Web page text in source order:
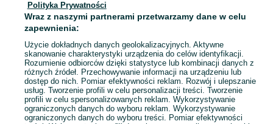
Mapa ministron
Popularne wyszukiwania
Polityka Prywatności
Wraz z naszymi partnerami przetwarzamy dane w celu
zapewnienia:
Użycie dokładnych danych geolokalizacyjnych. Aktywne
skanowanie charakterystyki urządzenia do celów identyfikacji.
Rozumienie odbiorców dzięki statystyce lub kombinacji danych z
różnych źródeł. Przechowywanie informacji na urządzeniu lub
dostęp do nich. Pomiar efektywności reklam. Rozwój i ulepszanie
usług. Tworzenie profili w celu personalizacji treści. Tworzenie
profili w celu spersonalizowanych reklam. Wykorzystywanie
ograniczonych danych do wyboru reklam. Wykorzystywanie
ograniczonych danych do wyboru treści. Pomiar efektywności